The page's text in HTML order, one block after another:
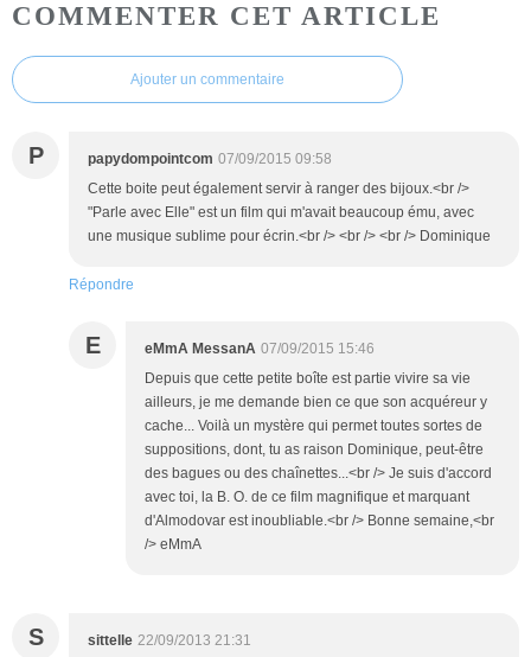
COMMENTER CET ARTICLE
Ajouter un commentaire
P papydompointcom 07/09/2015 09:58
Cette boite peut également servir à ranger des bijoux.<br />
"Parle avec Elle" est un film qui m'avait beaucoup ému, avec
une musique sublime pour écrin.<br /> <br /> <br /> Dominique
Répondre
E eMmA MessanA 07/09/2015 15:46
Depuis que cette petite boîte est partie vivire sa vie
ailleurs, je me demande bien ce que son acquéreur y
cache... Voilà un mystère qui permet toutes sortes de
suppositions, dont, tu as raison Dominique, peut-être
des bagues ou des chaînettes...<br /> Je suis d'accord
avec toi, la B. O. de ce film magnifique et marquant
d'Almodovar est inoubliable.<br /> Bonne semaine,<br
/> eMmA
S sittelle 22/09/2013 21:31